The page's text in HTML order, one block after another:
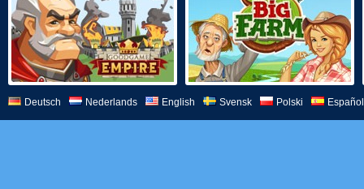
Deutsch Nederlands English Svensk Polski Español